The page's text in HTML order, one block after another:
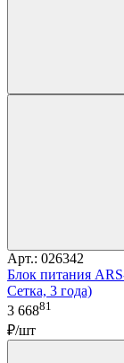
Арт.: 026342
Блок питания
Сетка, 3 года)
3 66881
₽/шт